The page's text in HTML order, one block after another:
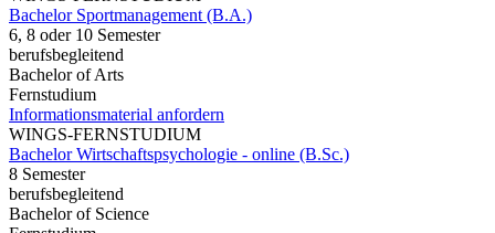
Bachelor Sportmanagement (B.A.)
6, 8 oder 10 Semester
berufsbegleitend
Bachelor of Arts
Fernstudium
Informationsmaterial anfordern
WINGS-FERNSTUDIUM
Bachelor Wirtschaftspsychologie - online (B.Sc.)
8 Semester
berufsbegleitend
Bachelor of Science